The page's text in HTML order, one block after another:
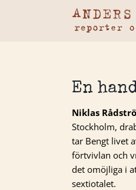
En
Niklas
Stockholm,
tar Bengt livet
förtvivlan och
det omöjliga i
sextiotalet.